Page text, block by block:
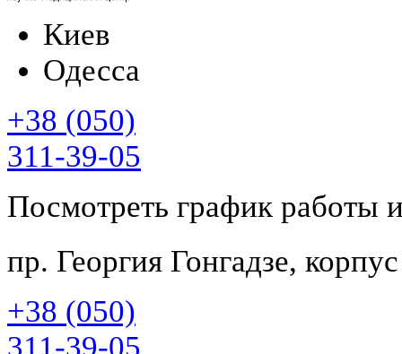
Киев
Одесса
+38 (050)
311-39-05
Посмотреть график работы
пр. Георгия Гонгадзе,
+38 (050)